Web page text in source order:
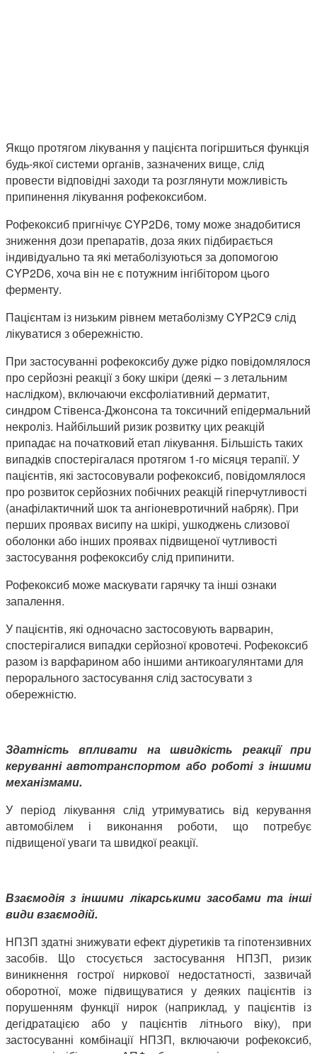
Якщо протягом лікування у пацієнта погіршиться функція
будь-якої системи органів, зазначених вище, слід
провести відповідні заходи та розглянути можливість
припинення лікування рофекоксибом.
Рофекоксиб пригнічує CYP2D6, тому може знадобитися
зниження дози препаратів, доза яких підбирається
індивідуально та які метаболізуються за допомогою
CYP2D6, хоча він не є потужним інгібітором цього
ферменту.
Пацієнтам із низьким рівнем метаболізму CYP2С9 слід
лікуватися з обережністю.
При застосуванні рофекоксибу дуже рідко повідомлялося
про серйозні реакції з боку шкіри (деякі – з летальним
наслідком), включаючи ексфоліативний дерматит,
синдром Стівенса-Джонсона та токсичний епідермальний
некроліз. Найбільший ризик розвитку цих реакцій
припадає на початковий етап лікування. Більшість таких
випадків спостерігалася протягом 1-го місяця терапії. У
пацієнтів, які застосовували рофекоксиб, повідомлялося
про розвиток серйозних побічних реакцій гіперчутливості
(анафілактичний шок та ангіоневротичний набряк). При
перших проявах висипу на шкірі, ушкоджень слизової
оболонки або інших проявах підвищеної чутливості
застосування рофекоксибу слід припинити.
Рофекоксиб може маскувати гарячку та інші ознаки
запалення.
У пацієнтів, які одночасно застосовують варварин,
спостерігалися випадки серйозної кровотечі. Рофекоксиб
разом із варфарином або іншими антикоагулянтами для
перорального застосування слід застосувати з
обережністю.
Здатність впливати на швидкість реакції при
керуванні автотранспортом або роботі з іншими
механізмами.
У період лікування слід утримуватись від керування
автомобілем і виконання роботи, що потребує
підвищеної уваги та швидкої реакції.
Взаємодія з іншими лікарськими засобами та інші
види взаємодій.
НПЗП здатні знижувати ефект діуретиків та гіпотензивних
засобів. Що стосується застосування НПЗП, ризик
виникнення гострої ниркової недостатності, зазвичай
оборотної, може підвищуватися у деяких пацієнтів із
порушенням функції нирок (наприклад, у пацієнтів із
дегідратацією або у пацієнтів літнього віку), при
застосуванні комбінації НПЗП, включаючи рофекоксиб,